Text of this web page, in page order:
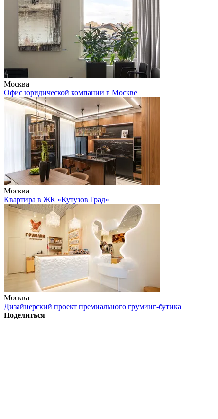
Москва
Офис юридической компании в Москве
Москва
Квартира в ЖК «Кутузов Град»
Москва
Дизайнерский проект премиального груминг-бутика
Поделиться